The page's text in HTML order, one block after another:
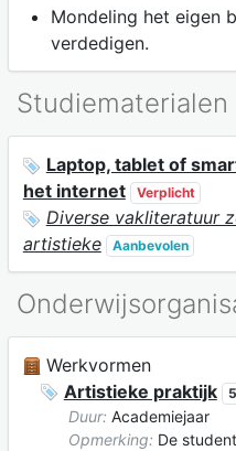
Mondeling het eigen
verdedigen.
Studiematerialen
Laptop, tablet of
het internet
Verplicht
Diverse vakliteratuur
artistieke
Aanbevolen
Werkvormen
Artistieke praktijk
Duur: Academiejaar
Opmerking: De